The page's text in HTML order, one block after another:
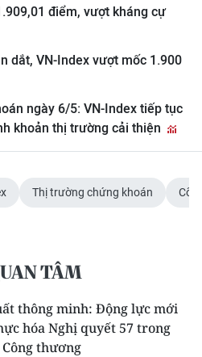
điểm, vượt kháng cự
dắt, VN-Index vượt mốc 1.900
ngày 6/5: VN-Index tiếp tục
khoản thị trường cải thiện
Thị trường chứng khoán Cổ
TÂM
thông minh: Động lực mới
hóa Nghị quyết 57 trong
thương